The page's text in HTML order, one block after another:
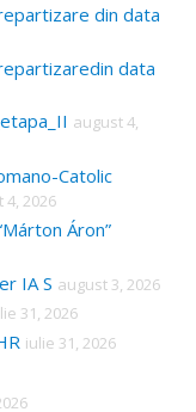
din data
data
august 4,
Catolic
4, 2026
Áron”
IA S august 3, 2026
31, 2026
iulie 31, 2026